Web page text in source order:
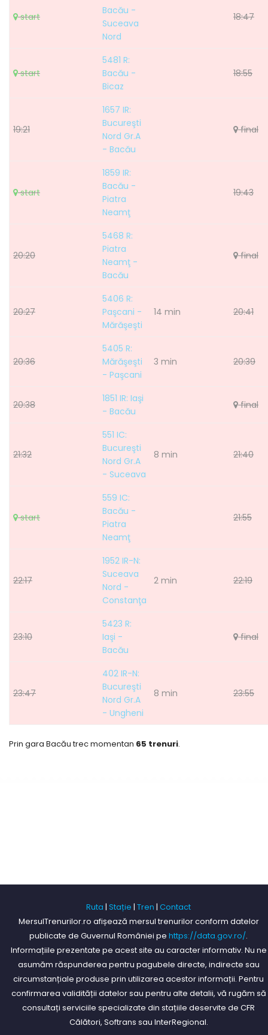
start
Bacău -
Suceava
Nord
18:47
start
5481 R:
Bacău -
Bicaz
18:55
19:21
1657 IR:
Bucureşti
Nord Gr.A
- Bacău
final
start
1859 IR:
Bacău -
Piatra
Neamţ
19:43
20:20
5468 R:
Piatra
Neamţ -
Bacău
final
20:27
5406 R:
Paşcani -
Mărăşeşti
14 min 20:41
20:36
5405 R:
Mărăşeşti
- Paşcani
3 min 20:39
20:38
1851 IR: Iaşi
- Bacău
final
21:32
551 IC:
Bucureşti
Nord Gr.A
- Suceava
8 min 21:40
start
559 IC:
Bacău -
Piatra
Neamţ
21:55
22:17
1952 IR-N:
Suceava
Nord -
Constanţa
2 min 22:19
23:10
5423 R:
Iaşi -
Bacău
final
23:47
402 IR-N:
Bucureşti
Nord Gr.A
- Ungheni
8 min 23:55
Prin gara Bacău trec momentan 65 trenuri.
Ruta | Stație | Tren | Contact
MersulTrenurilor.ro afișează mersul trenurilor conform datelor
publicate de Guvernul României pe https://data.gov.ro/.
Informațiile prezentate pe acest site au caracter informativ. Nu ne
asumăm răspunderea pentru pagubele directe, indirecte sau
circumstanțiale produse prin utilizarea acestor informații. Pentru
confirmarea validității datelor sau pentru alte detalii, vă rugăm să
consultați serviciile specializate din stațiile deservite de CFR
Călători, Softrans sau InterRegional.